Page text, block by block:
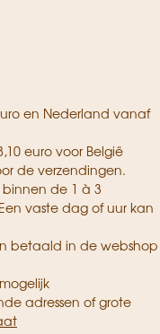
en Nederland vanaf
euro voor België
de verzendingen.
de 1 à 3
vaste dag of uur kan
betaald in de webshop
adressen of grote